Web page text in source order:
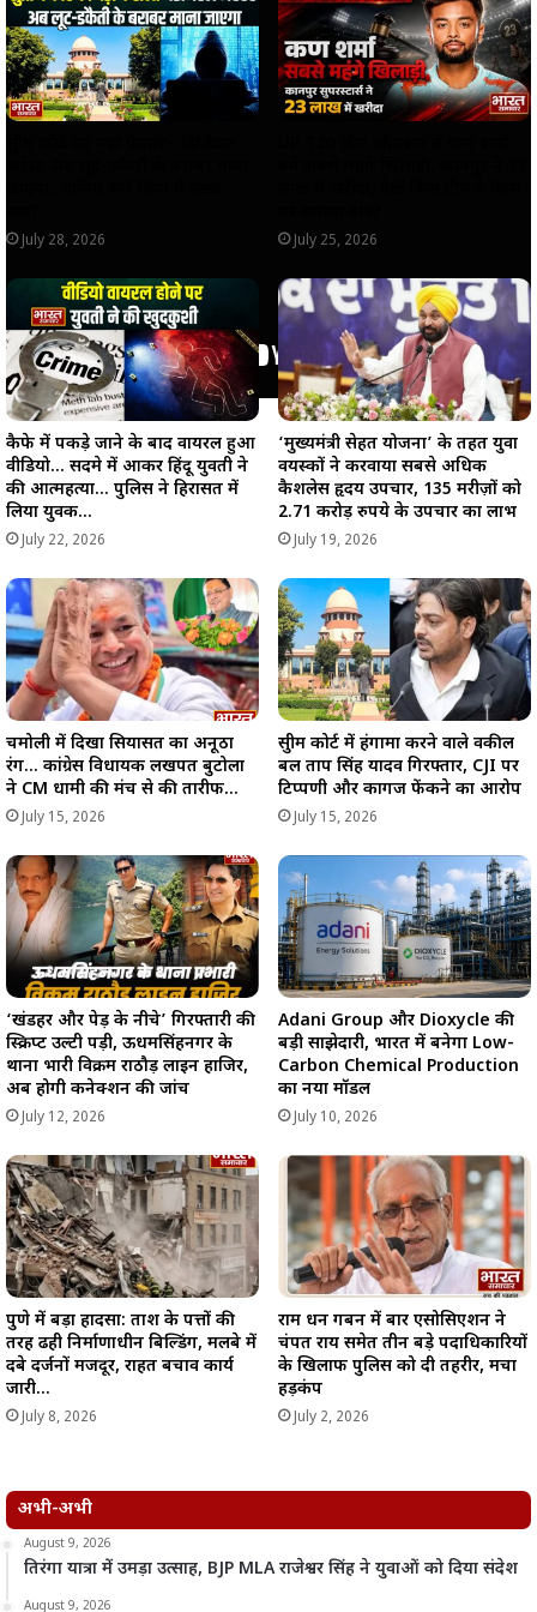
p
k
m
k
July 28, 2026 July 25, 2026
कैफे में पकड़े जाने के बाद वायरल हुआ
वीडियो… सदमे में आकर हिंदू युवती ने
की आत्महत्या… पुलिस ने हिरासत में
लिया युवक…
July 22, 2026
‘मुख्यमंत्री सेहत योजना’ के तहत युवा
वयस्कों ने करवाया सबसे अधिक
कैशलेस हृदय उपचार, 135 मरीज़ों को
2.71 करोड़ रुपये के उपचार का लाभ
July 19, 2026
चमोली में दिखा सियासत का अनूठा
रंग… कांग्रेस विधायक लखपत बुटोला
ने CM धामी की मंच से की तारीफ…
July 15, 2026
सुप्रीम कोर्ट में हंगामा करने वाले वकील
प्रबल प्रताप सिंह यादव गिरफ्तार, CJI पर
टिप्पणी और कागज फेंकने का आरोप
July 15, 2026
‘खंडहर और पेड़ के नीचे’ गिरफ्तारी की
स्क्रिप्ट उल्टी पड़ी, ऊधमसिंहनगर के
थाना प्रभारी विक्रम राठौड़ लाइन हाजिर,
अब होगी कनेक्शन की जांच
July 12, 2026
Adani Group और Dioxycle की
बड़ी साझेदारी, भारत में बनेगा Low-
Carbon Chemical Production
का नया मॉडल
July 10, 2026
पुणे में बड़ा हादसा: ताश के पत्तों की
तरह ढही निर्माणाधीन बिल्डिंग, मलबे में
दबे दर्जनों मजदूर, राहत बचाव कार्य
जारी…
July 8, 2026
राम धन गबन में बार एसोसिएशन ने
चंपत राय समेत तीन बड़े पदाधिकारियों
के खिलाफ पुलिस को दी तहरीर, मचा
हड़कंप
July 2, 2026
अभी-अभी
August 9, 2026
तिरंगा यात्रा में उमड़ा उत्साह, BJP MLA राजेश्वर सिंह ने युवाओं को दिया संदेश
August 9, 2026